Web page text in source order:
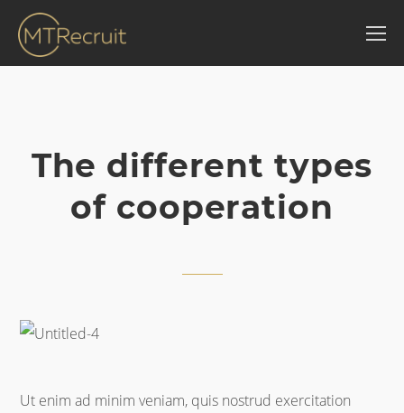
The different types
of cooperation
Ut enim ad minim veniam, quis nostrud exercitation